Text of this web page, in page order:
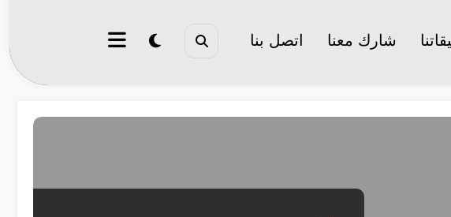
شارك معنا اتصل بنا